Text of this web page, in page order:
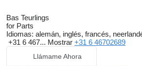
Bas Teurlings
for Parts
Idiomas: alemán, inglés, francés,
+31 6 467... Mostrar +31 6 46702689
Llámame Ahora